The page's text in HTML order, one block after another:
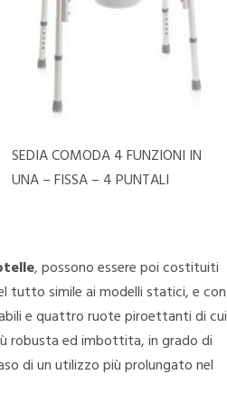
SEDIA COMODA 4 FUNZIONI IN
UNA – FISSA – 4 PUNTALI
, possono essere poi costituiti
tutto simile ai modelli statici, e con
e quattro ruote piroettanti di cui
robusta ed imbottita, in grado di
di un utilizzo più prolungato nel